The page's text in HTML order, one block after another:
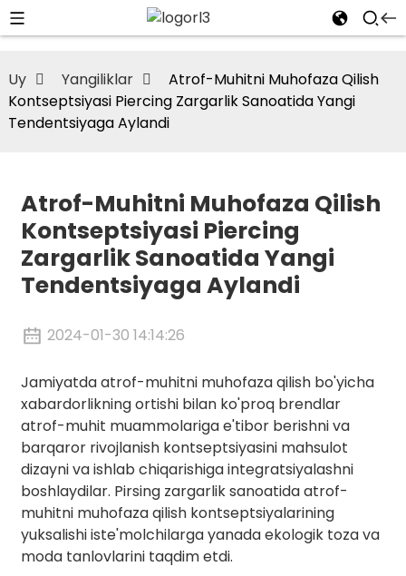
Uy Yangiliklar
Atrof-Muhitni Muhofaza Qilish
Kontseptsiyasi Piercing Zargarlik Sanoatida Yangi
Tendentsiyaga Aylandi
Atrof-Muhitni Muhofaza Qilish
Kontseptsiyasi Piercing
Zargarlik Sanoatida Yangi
Tendentsiyaga Aylandi
2024-01-30 14:14:26
Jamiyatda atrof-muhitni muhofaza qilish bo'yicha
xabardorlikning ortishi bilan ko'proq brendlar
atrof-muhit muammolariga e'tibor berishni va
barqaror rivojlanish kontseptsiyasini mahsulot
dizayni va ishlab chiqarishiga integratsiyalashni
boshlaydilar. Pirsing zargarlik sanoatida atrof-
muhitni muhofaza qilish kontseptsiyalarining
yuksalishi iste'molchilarga yanada ekologik toza va
moda tanlovlarini taqdim etdi.